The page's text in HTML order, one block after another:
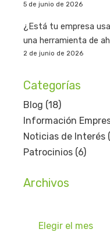
5 de junio de 2026
¿Está tu empresa
una herramienta de
2 de junio de 2026
Categorías
Blog (18)
Información
Noticias de Interés
Patrocinios (6)
Archivos